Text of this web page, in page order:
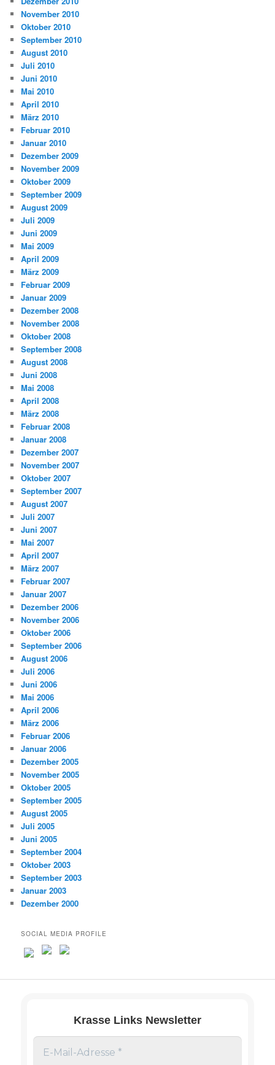
November 2010
Oktober 2010
September 2010
August 2010
Juli 2010
Juni 2010
Mai 2010
April 2010
März 2010
Februar 2010
Januar 2010
Dezember 2009
November 2009
Oktober 2009
September 2009
August 2009
Juli 2009
Juni 2009
Mai 2009
April 2009
März 2009
Februar 2009
Januar 2009
Dezember 2008
November 2008
Oktober 2008
September 2008
August 2008
Juni 2008
Mai 2008
April 2008
März 2008
Februar 2008
Januar 2008
Dezember 2007
November 2007
Oktober 2007
September 2007
August 2007
Juli 2007
Juni 2007
Mai 2007
April 2007
März 2007
Februar 2007
Januar 2007
Dezember 2006
November 2006
Oktober 2006
September 2006
August 2006
Juli 2006
Juni 2006
Mai 2006
April 2006
März 2006
Februar 2006
Januar 2006
Dezember 2005
November 2005
Oktober 2005
September 2005
August 2005
Juli 2005
Juni 2005
September 2004
Oktober 2003
September 2003
Januar 2003
Dezember 2000
SOCIAL MEDIA PROFILE
Krasse Links Newsletter